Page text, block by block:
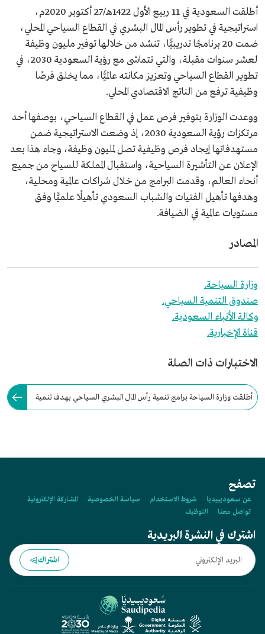
أطلقت السعودية في 11 ربيع الأول 1422هـ/27 أكتوبر 2020م،
استراتيجية في تطوير رأس المال البشري في القطاع السياحي المحلي،
ضمت 20 برنامجًا تدريبيًّا، تنشد من خلالها توفير مليون وظيفة
لعشر سنوات مقبلة، والتي تتماشى مع رؤية السعودية 2030، في
تطوير القطاع السياحي وتعزيز مكانته عالميًّا، مما يخلق فرصًا
وظيفية ترفع من الناتج الاقتصادي المحلي.
ووعدت الوزارة بتوفير فرص عمل في القطاع السياحي، بوصفها أحد
مرتكزات رؤية السعودية 2030، إذ وضعت الاستراتيجية ضمن
مستهدفاتها إيجاد فرص وظيفية تصل لمليون وظيفة، وجاء هذا بعد
الإعلان عن التأشيرة السياحية، واستقبال المملكة للسياح من جميع
أنحاء العالم، وقدمت البرامج من خلال شراكات عالمية ومحلية،
وهدفها تأهيل الفتيات والشباب السعودي تأهيلًا علميًّا وفق
مستويات عالمية في الضيافة.
المصادر
وزارة السياحة.
صندوق التنمية السياحي.
وكالة الأنباء السعودية.
قناة الإخبارية.
الاختبارات ذات الصلة
أطلقت وزارة السياحة برامج تنمية رأس المال البشري السياحي بهدف تنمية
تصفح
عن سعوديبيديا شروط الاستخدام سياسة الخصوصية
المشاركة الإلكترونية
تواصل معنا
التوظيف
اشترك في النشرة البريدية
اشتراك